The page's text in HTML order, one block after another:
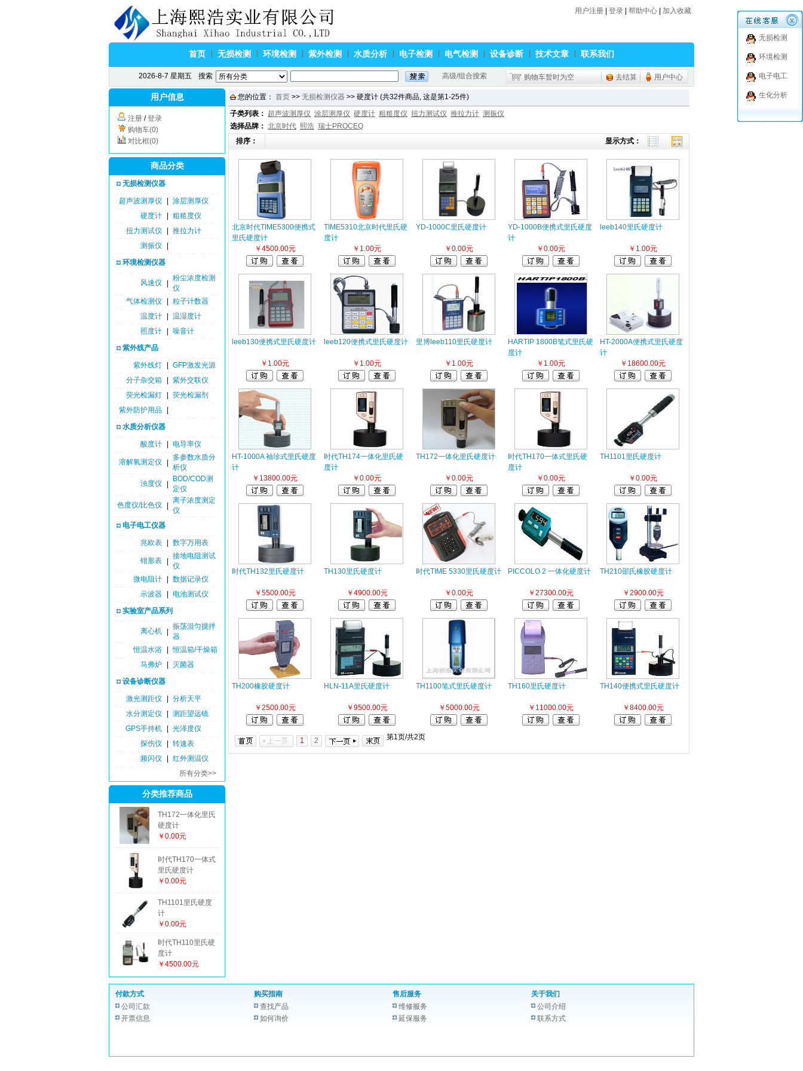
用户注册 登录 帮助中心 加入收藏
首页 无损检测 环境检测 紫外检测 水质分析 电子检测 电气检测 设备诊断 技术文章 联系我们
2026-8-7 星期五 搜索 高级/组合搜索 购物车暂时为空 去结算 用户中心
无损检测
环境检测
电子电工
生化分析
用户信息
注册 /登录
购物车(0)
对比框(0)
商品分类
无损检测仪器
超声波测厚仪
涂层测厚仪
硬度计
粗糙度仪
扭力测试仪
推拉力计
测振仪
环境检测仪器
风速仪
粉尘浓度检测
仪
气体检测仪
粒子计数器
温度计
温湿度计
照度计
噪音计
紫外线产品
紫外线灯
GFP激发光源
分子杂交箱
紫外交联仪
荧光检漏灯
荧光检漏剂
紫外防护用品
水质分析仪器
酸度计 电导率仪
溶解氧测定仪
多参数水质分
析仪
浊度仪
BOD/COD测
定仪
色度仪/比色仪
离子浓度测定
仪
电子电工仪器
兆欧表 数字万用表
钳形表
接地电阻测试
仪
微电阻计
数据记录仪
示波器
电池测试仪
实验室产品系列
离心机
振荡混匀搅拌
器
恒温水浴
恒温箱/干燥箱
马弗炉
灭菌器
设备诊断仪器
激光测距仪
分析天平
水分测定仪
测距望远镜
GPS手持机
光泽度仪
探伤仪
转速表
频闪仪
红外测温仪
所有分类>>
分类推荐商品
TH172一体化里氏
硬度计
￥0.00元
时代TH170一体式
里氏硬度计
￥0.00元
TH1101里氏硬度
计
￥0.00元
时代TH110里氏硬
度计
￥4500.00元
您的位置： 首页 >> 无损检测仪器 >> 硬度计 (共32件商品, 这是第1-25件)
子类列表： 超声波测厚仪 涂层测厚仪 硬度计 粗糙度仪 扭力测试仪 推拉力计 测振仪
选择品牌： 北京时代 熙浩 瑞士PROCEQ
排序：
显示方式：
北京时代TIME5300便携式
里氏硬度计
￥4500.00元
TIME5310北京时代里氏硬
度计
￥1.00元
YD-1000C里氏硬度计
￥0.00元
YD-1000B便携式里氏硬度
计
￥0.00元
leeb140里氏硬度计
￥1.00元
leeb130便携式里氏硬度计
￥1.00元
leeb120便携式里氏硬度计
￥1.00元
里博leeb110里氏硬度计
￥1.00元
HARTIP 1800B笔式里氏硬
度计
￥1.00元
HT-2000A便携式里氏硬度
计
￥18600.00元
HT-1000A 袖珍式里氏硬度
计
￥13800.00元
时代TH174一体化里氏硬
度计
￥0.00元
TH172一体化里氏硬度计
￥0.00元
时代TH170一体式里氏硬
度计
￥0.00元
TH1101里氏硬度计
￥0.00元
时代TH132里氏硬度计
￥5500.00元
TH130里氏硬度计
￥4900.00元
时代TIME 5330里氏硬度计
￥0.00元
PICCOLO 2 一体化硬度计
￥27300.00元
TH210邵氏橡胶硬度计
￥2900.00元
TH200橡胶硬度计
￥2500.00元
HLN-11A里氏硬度计
￥9500.00元
TH1100笔式里氏硬度计
￥5000.00元
TH160里氏硬度计
￥11000.00元
TH140便携式里氏硬度计
￥8400.00元
第1页/共2页
1 2
付款方式
公司汇款
开票信息
购买指南
查找产品
如何询价
售后服务
维修服务
延保服务
关于我们
公司介绍
联系方式